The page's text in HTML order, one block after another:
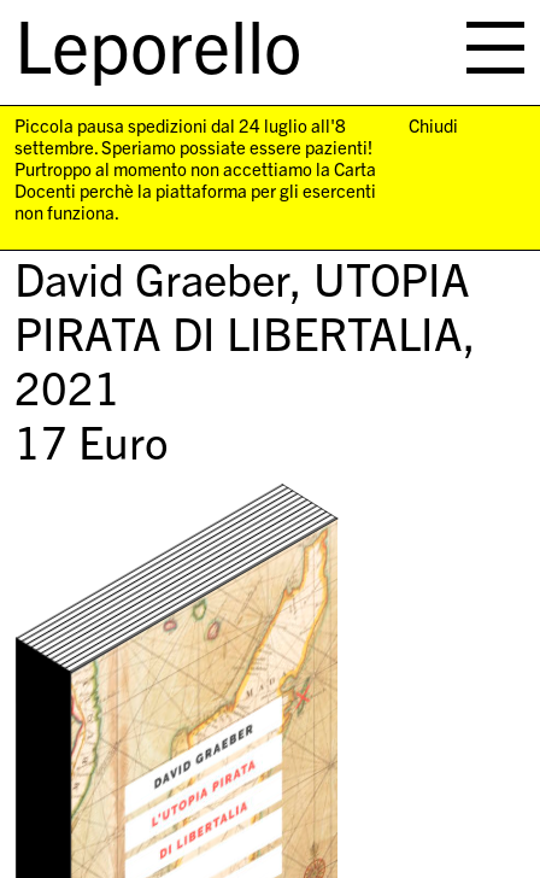
Leporello
navigation
Piccola pausa spedizioni dal 24 luglio all'8
settembre. Speriamo possiate essere pazienti!
Purtroppo al momento non accettiamo la Carta
Docenti perchè la piattaforma per gli esercenti
non funziona.
Chiudi
David Graeber, UTOPIA
PIRATA DI LIBERTALIA,
2021
17 Euro